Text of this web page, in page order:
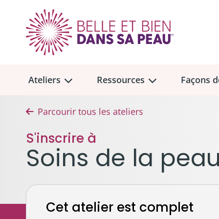
Ateliers
Aperçu des
Emplacement des ateliers en personne
Ressources
Soins de la peau et maquillage
Seins, soutiens-gorge et
Façons
Dons
À la
Parcourir tous les ateliers
S'inscrire à
Soins de la
Cet atelier est complet